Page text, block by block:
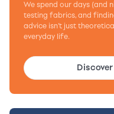
We spend our days (and
testing fabrics, and
advice isn’t just
everyday life.